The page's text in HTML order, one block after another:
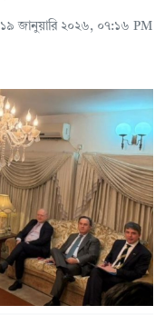
১৯ জানুয়ারি ২০২৬, ০৭:১৬ PM